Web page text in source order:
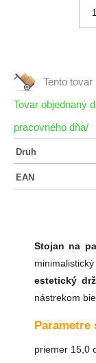
Tento
Tovar objednaný
pracovného dňa/
Druh
EAN
Stojan na
estetický
nástrekom
priemer 15,0